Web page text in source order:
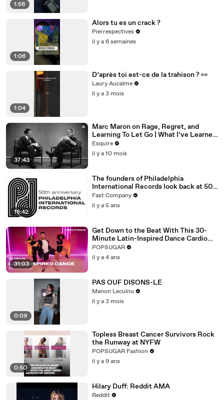
1:56
1:06
Alors tu es un crack ?
Pierrespectives
il y a 6 semaines
1:04
D’après toi est-ce de la trahison ? 👀
Laury Aucalme
il y a 3 mois
37:43
Marc Maron on Rage, Regret, and
Learning To Let Go | What I’ve Learned
| Esquire
Esquire
il y a 10 mois
18:42
The founders of Philadelphia
International Records look back at 50
years of Philly Soul
Fast Company
il y a 5 ans
31:03
Get Down to the Beat With This 30-
Minute Latin-Inspired Dance Cardio
Routine
POPSUGAR
il y a 4 ans
0:09
PAS OUF DISONS-LE
Manon Leculnu
il y a 3 mois
0:50
Topless Breast Cancer Survivors Rock
the Runway at NYFW
POPSUGAR Fashion
il y a 9 ans
Hilary Duff: Reddit AMA
Reddit